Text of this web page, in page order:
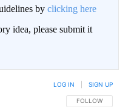
by clicking here
idea, please submit it
FOLLOW THIS
FOLLOW
LOG IN SIGN UP